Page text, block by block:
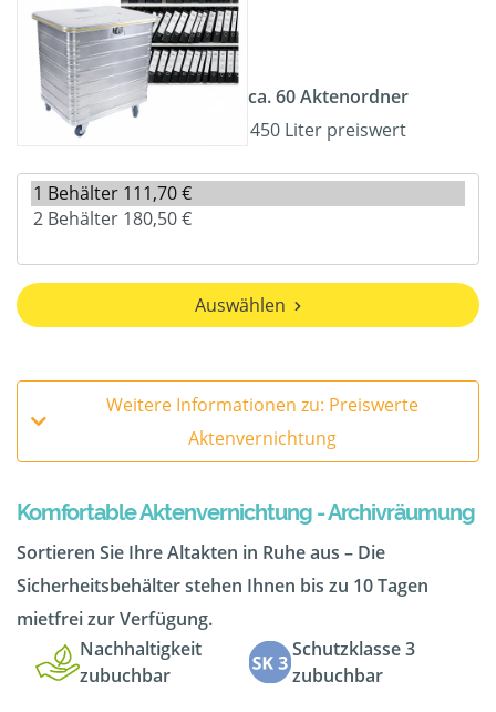
ca. 60 Aktenordner
450 Liter preiswert
Auswählen
Weitere Informationen zu: Preiswerte
Aktenvernichtung
Komfortable Aktenvernichtung - Archivräumung
Sortieren Sie Ihre Altakten in Ruhe aus – Die
Sicherheitsbehälter stehen Ihnen bis zu 10 Tagen
mietfrei zur Verfügung.
Nachhaltigkeit
zubuchbar
Schutzklasse 3
zubuchbar